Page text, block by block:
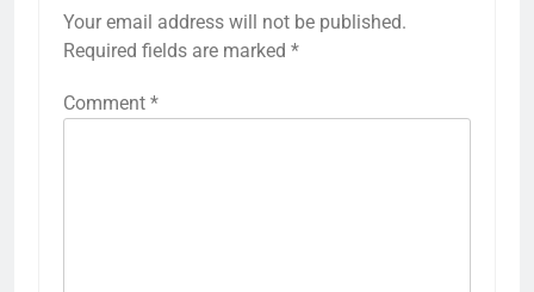
Your email address will not be published.
Required fields are marked *
Comment *